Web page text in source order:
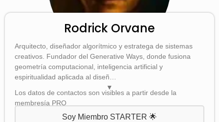
Rodrick Orvane
Arquitecto, diseñador algorítmico y estratega de sistemas
creativos. Fundador del Generative Ways, donde fusiona
geometría computacional, inteligencia artificial y
espiritualidad aplicada al diseñ…
▼
Los datos de contactos son visibles a partir desde la
membresía PRO
Soy Miembro STARTER 🌟